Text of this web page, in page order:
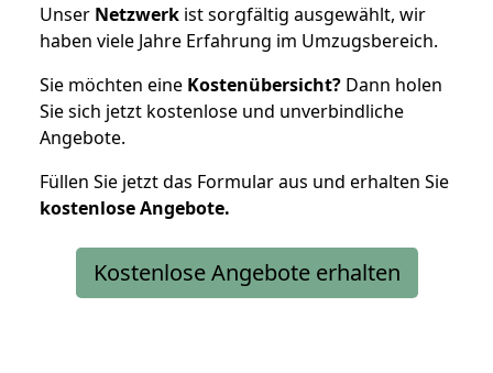
Unser Netzwerk ist sorgfältig ausgewählt, wir
haben viele Jahre Erfahrung im Umzugsbereich.
Sie möchten eine Kostenübersicht? Dann holen
Sie sich jetzt kostenlose und unverbindliche
Angebote.
Füllen Sie jetzt das Formular aus und erhalten Sie
kostenloseAngebote.
Kostenlose Angebote erhalten